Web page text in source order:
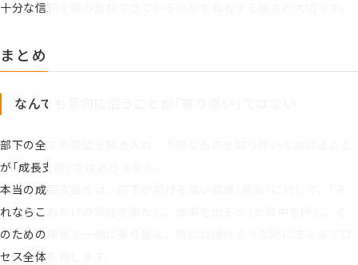
十分な信頼を積み重ねてきているのかを自省する視点が大切です。
まとめ
なんでも意向に沿うことが「寄り添い」ではない
部下の全ての要望を聞き入れ、不快なものを取り除いてあげること
が「成長支援」ではありません。
本当の成長支援とは、部下が掲げる高い目標（意向）に対して、「そ
れならこれだけの責任を果たし、成果を出そう」と背中を押し、そ
のための障害を一緒に乗り越え、時には挫けそうな時に支えるプロ
セス全体を指します。